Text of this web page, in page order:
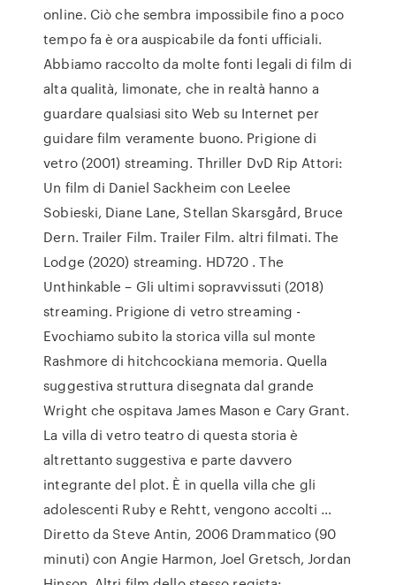
online. Ciò che sembra impossibile fino a poco
tempo fa è ora auspicabile da fonti ufficiali.
Abbiamo raccolto da molte fonti legali di film di
alta qualità, limonate, che in realtà hanno a
guardare qualsiasi sito Web su Internet per
guidare film veramente buono. Prigione di
vetro (2001) streaming. Thriller DvD Rip Attori:
Un film di Daniel Sackheim con Leelee
Sobieski, Diane Lane, Stellan Skarsgård, Bruce
Dern. Trailer Film. Trailer Film. altri filmati. The
Lodge (2020) streaming. HD720 . The
Unthinkable – Gli ultimi sopravvissuti (2018)
streaming. Prigione di vetro streaming -
Evochiamo subito la storica villa sul monte
Rashmore di hitchcockiana memoria. Quella
suggestiva struttura disegnata dal grande
Wright che ospitava James Mason e Cary Grant.
La villa di vetro teatro di questa storia è
altrettanto suggestiva e parte davvero
integrante del plot. È in quella villa che gli
adolescenti Ruby e Rehtt, vengono accolti …
Diretto da Steve Antin, 2006 Drammatico (90
minuti) con Angie Harmon, Joel Gretsch, Jordan